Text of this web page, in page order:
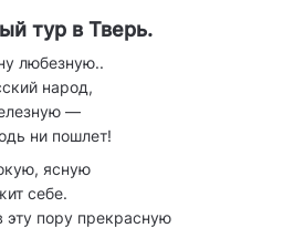
тур в Тверь.
любезную..
народ,
—
ни пошлет!
ясную
себе.
пору прекрасную